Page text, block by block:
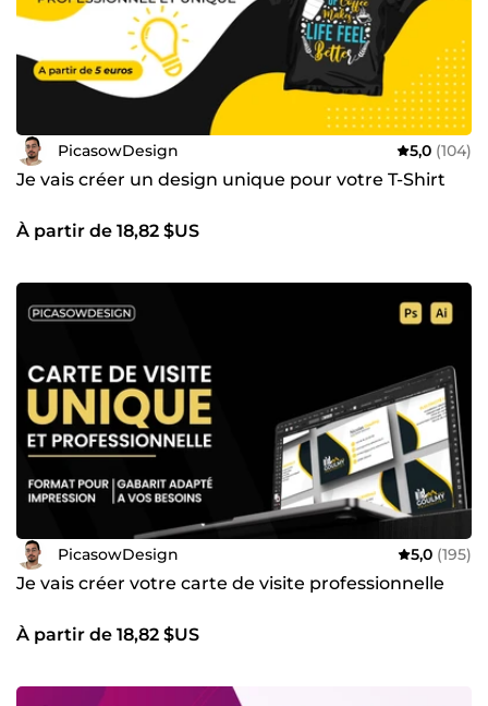
PicasowDesign 5,0 (104)
Je vais créer un design unique pour votre T-Shirt
À partir de 18,82 $US
PicasowDesign 5,0 (195)
Je vais créer votre carte de visite professionnelle
À partir de 18,82 $US